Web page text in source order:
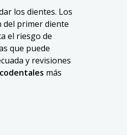
los dientes. Los
del primer diente
el riesgo de
que puede
y revisiones
más